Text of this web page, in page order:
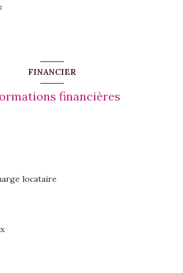
FINANCIER
financières
locataire